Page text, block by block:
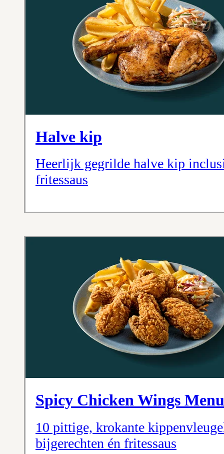
Halve kip
Heerlijk gegrilde halve kip
fritessaus
Spicy Chicken Wings Menu
10 pittige, krokante
bijgerechten én fritessaus